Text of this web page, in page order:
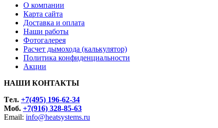
О компании
Карта сайта
Доставка и оплата
Наши работы
Фотогалерея
Расчет дымохода (калькулятор)
Политика конфиденциальности
Акции
НАШИ КОНТАКТЫ
Tел. +7(495) 196-62-34
Моб. +7(916) 328-85-63
Email: info@heatsystems.ru